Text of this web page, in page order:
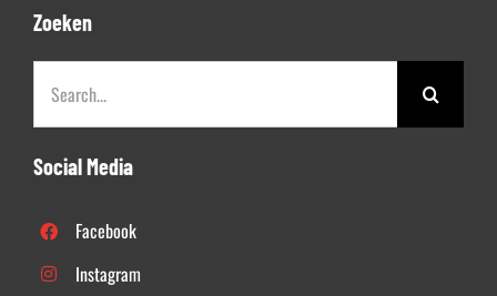
Zoeken
naar:
Social Media
Facebook
Instagram